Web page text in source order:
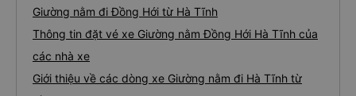
Giường nằm đi Đồng Hới từ Hà Tĩnh
Thông tin đặt vé xe Giường nằm Đồng Hới Hà Tĩnh của
các nhà xe
Giới thiệu về các dòng xe Giường nằm đi Hà Tĩnh từ